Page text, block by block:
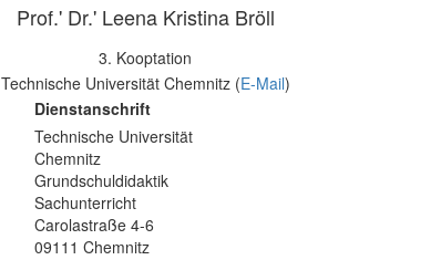
Prof.' Dr.' Leena Kristina Bröll
3. Kooptation
Technische Universität Chemnitz (E-Mail)
Dienstanschrift
Technische Universität
Chemnitz
Grundschuldidaktik
Sachunterricht
Carolastraße 4-6
09111 Chemnitz